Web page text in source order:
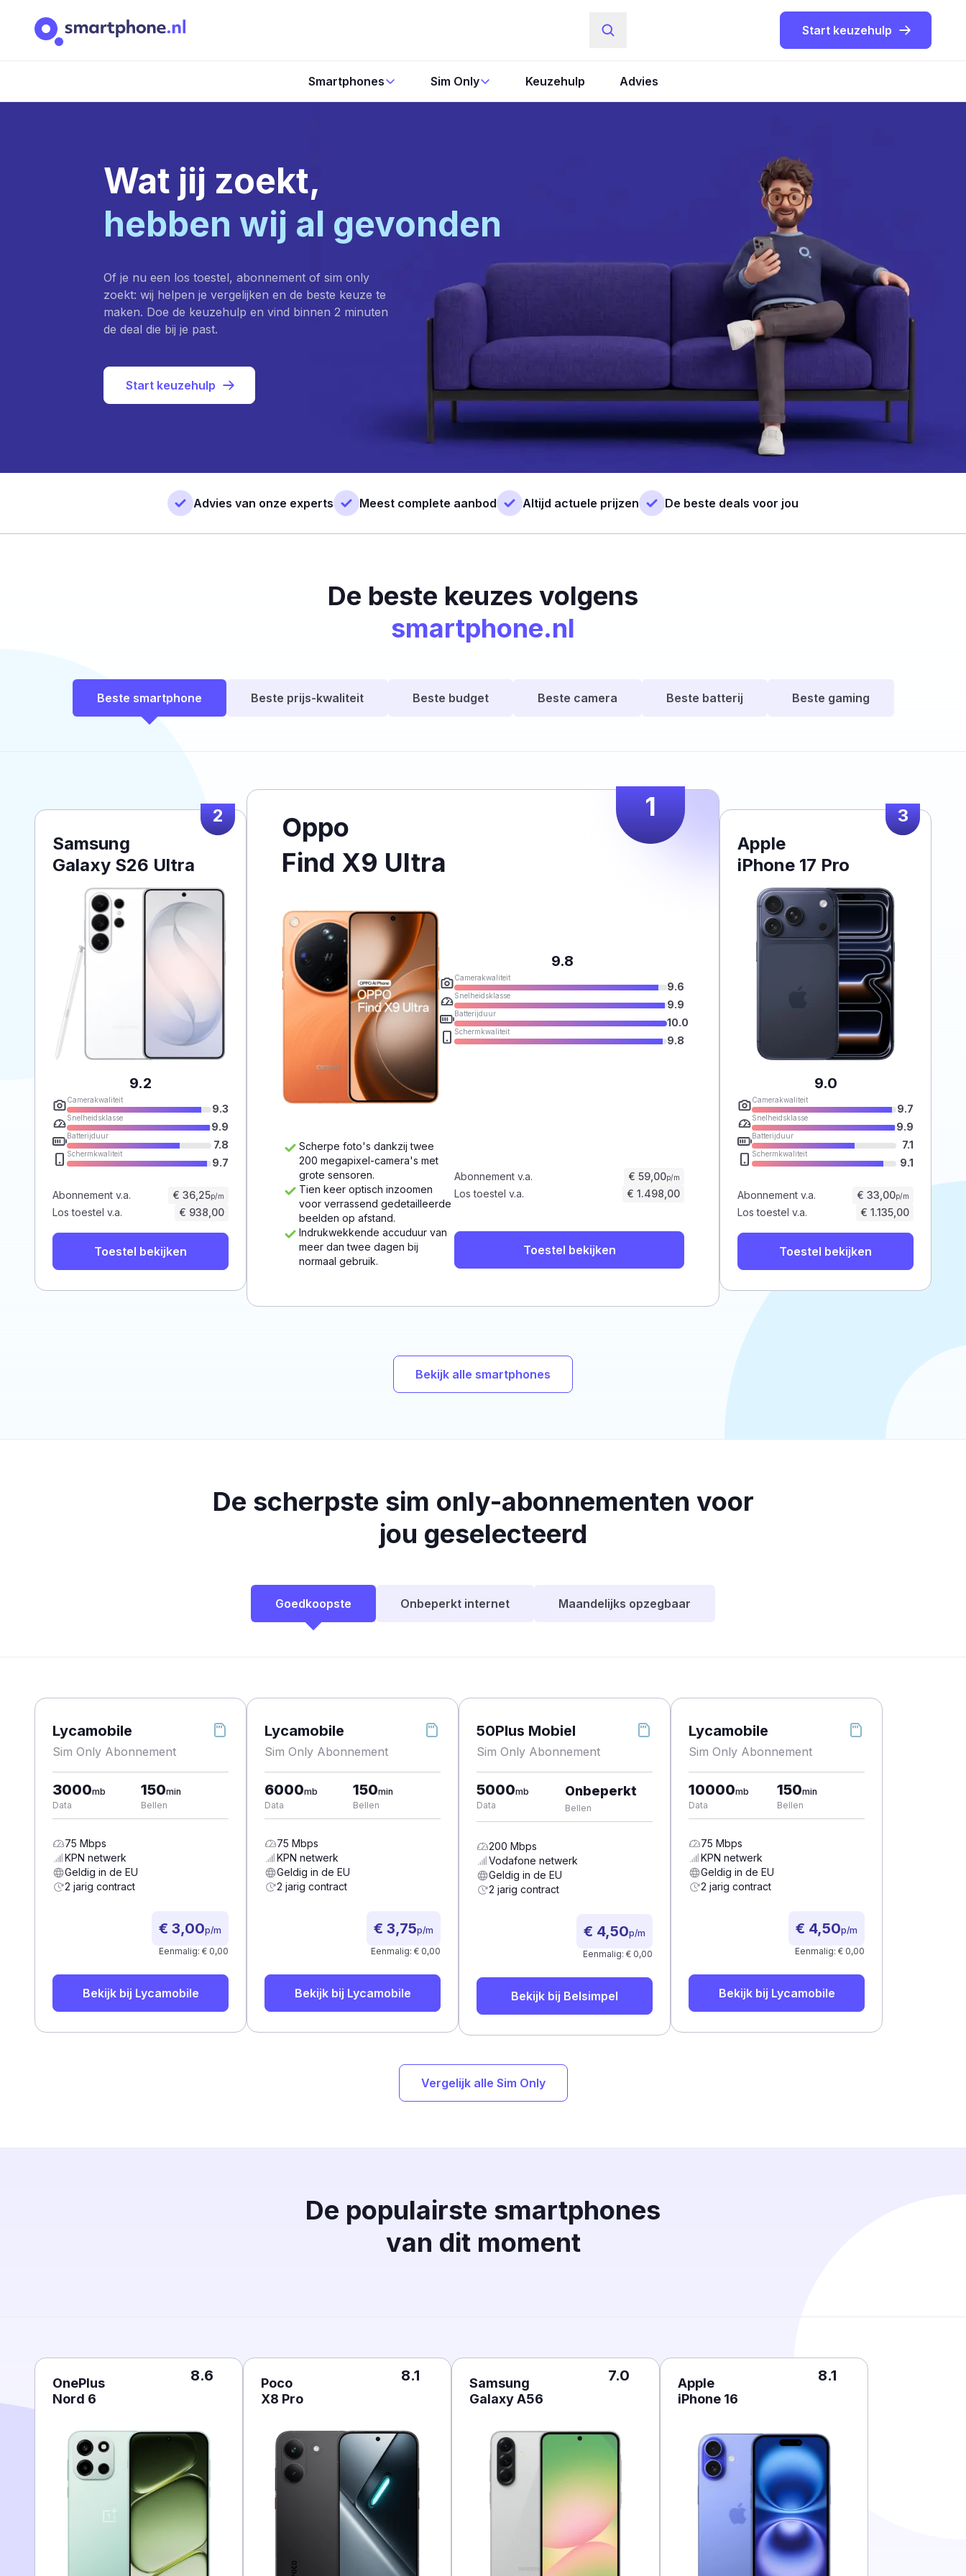
Start keuzehulp
Smartphones Sim Only Keuzehulp Advies
Wat jij zoekt,
hebben wij al gevonden
Of je nu een los toestel, abonnement of sim only
zoekt: wij helpen je vergelijken en de beste keuze te
maken. Doe de keuzehulp en vind binnen 2 minuten
de deal die bij je past.
Start keuzehulp
Advies van onze experts Meest complete aanbod Altijd actuele prijzen De beste deals voor jou
De beste keuzes volgens
smartphone.nl
Beste smartphone Beste prijs-kwaliteit Beste budget Beste camera Beste batterij Beste gaming
1
Oppo
Find X9 Ultra
9.8
Camerakwaliteit
9.6
Snelheidsklasse
9.9
Batterijduur
10.0
Schermkwaliteit
9.8
Scherpe foto's dankzij twee
200 megapixel-camera's met
grote sensoren.
Tien keer optisch inzoomen
voor verrassend gedetailleerde
beelden op afstand.
Indrukwekkende accuduur van
meer dan twee dagen bij
normaal gebruik.
Abonnement v.a. € 59,00p/m
Los toestel v.a. € 1.498,00
Toestel bekijken
2
Samsung
Galaxy S26 Ultra
9.2
Camerakwaliteit
9.3
Snelheidsklasse
9.9
Batterijduur
7.8
Schermkwaliteit
9.7
Abonnement v.a. € 36,25p/m
Los toestel v.a. € 938,00
Toestel bekijken
3
Apple
iPhone 17 Pro
9.0
Camerakwaliteit
9.7
Snelheidsklasse
9.9
Batterijduur
7.1
Schermkwaliteit
9.1
Abonnement v.a. € 33,00p/m
Los toestel v.a. € 1.135,00
Toestel bekijken
Bekijk alle smartphones
De scherpste sim only-abonnementen voor
jou geselecteerd
Goedkoopste Onbeperkt internet Maandelijks opzegbaar
Lycamobile
Sim Only Abonnement
3000mb
Data
150min
Bellen
75 Mbps
KPN netwerk
Geldig in de EU
2 jarig contract
€ 3,00p/m
Eenmalig: € 0,00
Bekijk bij Lycamobile
Lycamobile
Sim Only Abonnement
6000mb
Data
150min
Bellen
75 Mbps
KPN netwerk
Geldig in de EU
2 jarig contract
€ 3,75p/m
Eenmalig: € 0,00
Bekijk bij Lycamobile
50Plus Mobiel
Sim Only Abonnement
5000mb
Data
Onbeperkt
Bellen
200 Mbps
Vodafone netwerk
Geldig in de EU
2 jarig contract
€ 4,50p/m
Eenmalig: € 0,00
Bekijk bij Belsimpel
Lycamobile
Sim Only Abonnement
10000mb
Data
150min
Bellen
75 Mbps
KPN netwerk
Geldig in de EU
2 jarig contract
€ 4,50p/m
Eenmalig: € 0,00
Bekijk bij Lycamobile
Vergelijk alle Sim Only
De populairste smartphones
van dit moment
OnePlus
Nord 6
8.6
Poco
X8 Pro
8.1
Samsung
Galaxy A56
7.0
Apple
iPhone 16
8.1